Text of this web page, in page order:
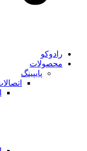
رادوکو
محصولات
پایپینگ